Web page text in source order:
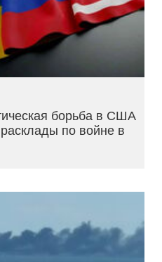
борьба в США
по войне в